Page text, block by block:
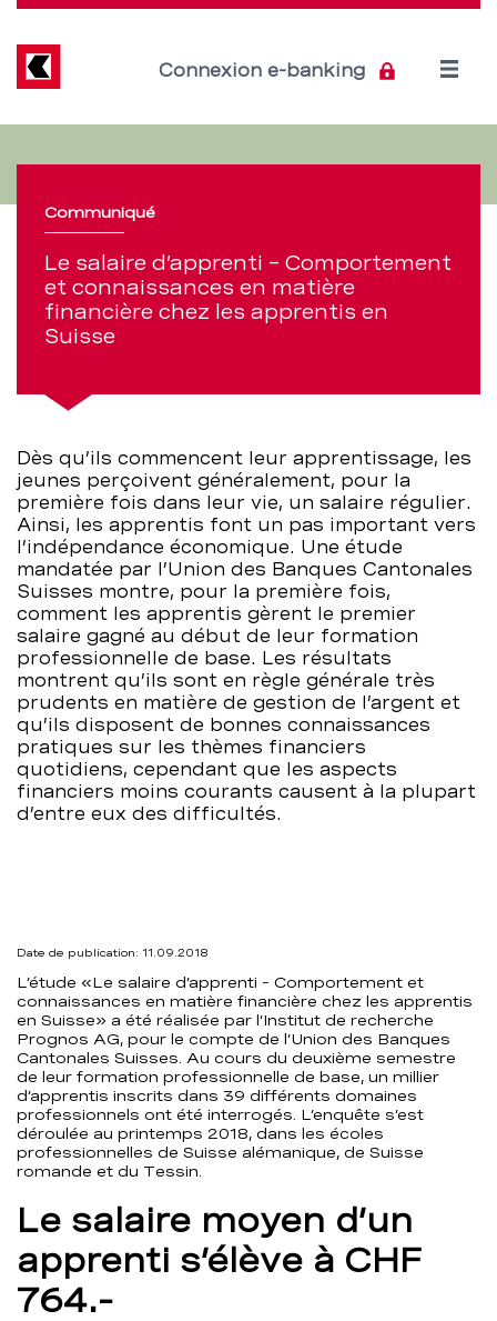
salaire
d’apprenti
Comportement
et
connaissances
en
matière
financière
chez
les
apprentis
en
Suisse
Direkt
Inhalt
Connexion e-banking
Open
navigation
service
Communiqué
Le salaire d’apprenti – Comportement
et connaissances en matière
financière chez les apprentis en
Suisse
Dès qu’ils commencent leur apprentissage, les
jeunes perçoivent généralement, pour la
première fois dans leur vie, un salaire régulier.
Ainsi, les apprentis font un pas important vers
l’indépendance économique. Une étude
mandatée par l’Union des Banques Cantonales
Suisses montre, pour la première fois,
comment les apprentis gèrent le premier
salaire gagné au début de leur formation
professionnelle de base. Les résultats
montrent qu’ils sont en règle générale très
prudents en matière de gestion de l’argent et
qu’ils disposent de bonnes connaissances
pratiques sur les thèmes financiers
quotidiens, cependant que les aspects
financiers moins courants causent à la plupart
d’entre eux des difficultés.
Date de publication: 11.09.2018
L’étude «Le salaire d’apprenti - Comportement et
connaissances en matière financière chez les apprentis
en Suisse» a été réalisée par l’Institut de recherche
Prognos AG, pour le compte de l’Union des Banques
Cantonales Suisses. Au cours du deuxième semestre
de leur formation professionnelle de base, un millier
d’apprentis inscrits dans 39 différents domaines
professionnels ont été interrogés. L’enquête s’est
déroulée au printemps 2018, dans les écoles
professionnelles de Suisse alémanique, de Suisse
romande et du Tessin.
Le salaire moyen d’un
apprenti s’élève à CHF
764.-